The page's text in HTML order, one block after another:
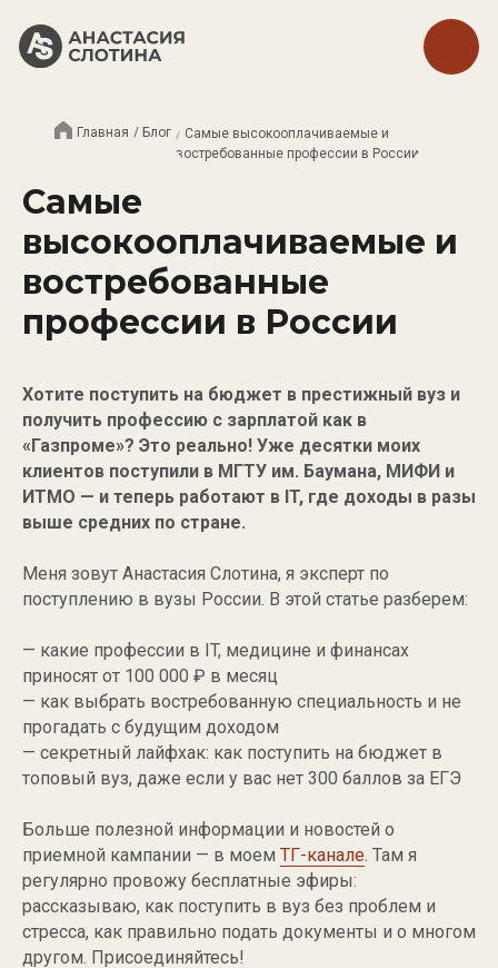
Главная / Блог / Самые высокооплачиваемые и
востребованные профессии в России
Самые
высокооплачиваемые и
востребованные
профессии в России
Хотите поступить на бюджет в престижный вуз и
получить профессию с зарплатой как в
«Газпроме»? Это реально! Уже десятки моих
клиентов поступили в МГТУ им. Баумана, МИФИ и
ИТМО — и теперь работают в IT, где доходы в разы
выше средних по стране.
Меня зовут Анастасия Слотина, я эксперт по
поступлению в вузы России. В этой статье разберем:
— какие профессии в IT, медицине и финансах
приносят от 100 000 ₽ в месяц
— как выбрать востребованную специальность и не
прогадать с будущим доходом
— секретный лайфхак: как поступить на бюджет в
топовый вуз, даже если у вас нет 300 баллов за ЕГЭ
Больше полезной информации и новостей о
приемной кампании — в моем ТГ-канале. Там я
регулярно провожу бесплатные эфиры:
рассказываю, как поступить в вуз без проблем и
стресса, как правильно подать документы и о многом
другом. Присоединяйтесь!